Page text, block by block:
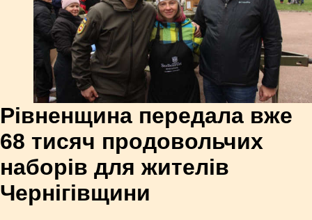
Рівненщина передала вже
68 тисяч продовольчих
наборів для жителів
Чернігівщини